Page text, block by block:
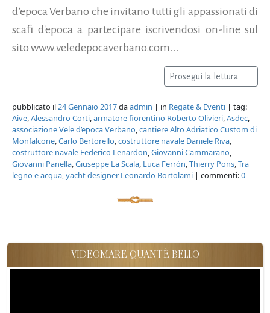
d’epoca Verbano che invitano tutti gli appassionati di
scafi d'epoca a partecipare iscrivendosi on-line sul
sito www.veledepocaverbano.com...
Prosegui la lettura
pubblicato il24 Gennaio 2017daadmin | in Regate & Eventi | tag:
Aive,Alessandro Corti,armatore fiorentino Roberto Olivieri,Asdec,
associazione Vele d’epoca Verbano,cantiere Alto Adriatico Custom di
Monfalcone,Carlo Bertorello,costruttore navale Daniele Riva,
costruttore navale Federico Lenardon,Giovanni Cammarano,
Giovanni Panella,Giuseppe La Scala, Luca Ferròn,Thierry Pons,Tra
legno e acqua,yacht designer Leonardo Bortolami | commenti:0
VIDEOMARE QUANT'È BELLO